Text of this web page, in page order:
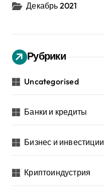
Декабрь 2021
Рубрики
Uncategorised
Банки и кредиты
Бизнес и инвестиции
Криптоиндустрия